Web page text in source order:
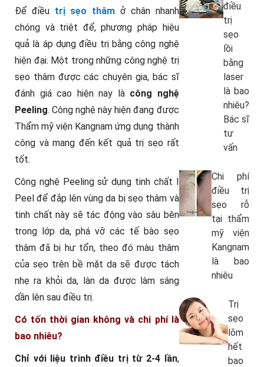
Để điều trị sẹo thâm ở chân nhanh
chóng và triệt để, phương pháp hiệu
quả là áp dụng điều trị bằng công nghệ
hiện đại. Một trong những công nghệ trị
sẹo thâm được các chuyên gia, bác sĩ
đánh giá cao hiện nay là công nghệ
Peeling. Công nghệ này hiện đang được
Thẩm mỹ viện Kangnam ứng dụng thành
công và mang đến kết quả trị sẹo rất
tốt.
Công nghệ Peeling sử dụng tinh chất I
Peel để đắp lên vùng da bị sẹo thâm và
tinh chất này sẽ tác động vào sâu bên
trong lớp da, phá vỡ các tế bào sẹo
thâm đã bị hư tổn, theo đó màu thâm
của sẹo trên bề mặt da sẽ được tách
nhẹ ra khỏi da, làn da được làm sáng
dần lên sau điều trị.
Có tốn thời gian không và chi phí là
bao nhiêu?
Chỉ với liệu trình điều trị từ 2-4 lần,
điều
trị
sẹo
lồi
bằng
laser
là bao
nhiêu?
Bác sĩ
tư
vấn
Chi phí
điều trị
sẹo rỗ
tại thẩm
mỹ viện
Kangnam
là bao
nhiêu
Trị
sẹo
lõm
hết
bao